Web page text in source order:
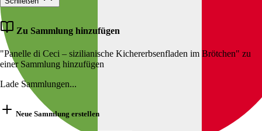
Zu Sammlung hinzufügen
"Panelle di Ceci – sizilianische Kichererbsenfladen im Brötchen" zu
einer Sammlung hinzufügen
Lade Sammlungen...
Neue Sammlung erstellen